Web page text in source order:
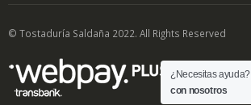
© Tostaduría Saldaña 2022. All Rights Reserved
¿Necesitas ayuda?
con nosotros